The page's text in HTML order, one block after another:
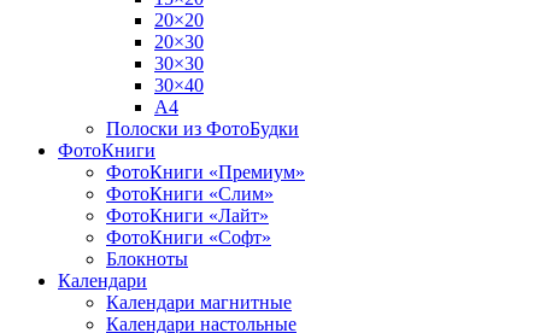
20×20
20×30
30×30
30×40
A4
Полоски из ФотоБудки
ФотоКниги
ФотоКниги «Премиум»
ФотоКниги «Слим»
ФотоКниги «Лайт»
ФотоКниги «Софт»
Блокноты
Календари
Календари магнитные
Календари настольные